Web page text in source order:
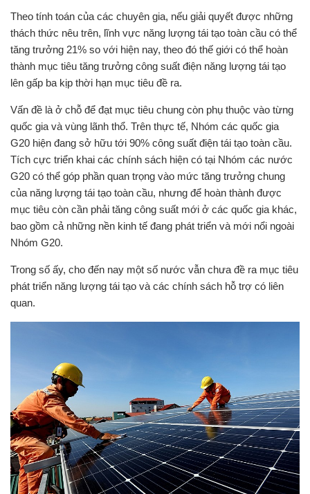
Theo tính toán của các chuyên gia, nếu giải quyết được những
thách thức nêu trên, lĩnh vực năng lượng tái tạo toàn cầu có thể
tăng trưởng 21% so với hiện nay, theo đó thế giới có thể hoàn
thành mục tiêu tăng trưởng công suất điện năng lượng tái tạo
lên gấp ba kịp thời hạn mục tiêu đề ra.
Vấn đề là ở chỗ để đạt mục tiêu chung còn phụ thuộc vào từng
quốc gia và vùng lãnh thổ. Trên thực tế, Nhóm các quốc gia
G20 hiện đang sở hữu tới 90% công suất điện tái tạo toàn cầu.
Tích cực triển khai các chính sách hiện có tại Nhóm các nước
G20 có thể góp phần quan trọng vào mức tăng trưởng chung
của năng lượng tái tạo toàn cầu, nhưng để hoàn thành được
mục tiêu còn cần phải tăng công suất mới ở các quốc gia khác,
bao gồm cả những nền kinh tế đang phát triển và mới nổi ngoài
Nhóm G20.
Trong số ấy, cho đến nay một số nước vẫn chưa đề ra mục tiêu
phát triển năng lượng tái tạo và các chính sách hỗ trợ có liên
quan.